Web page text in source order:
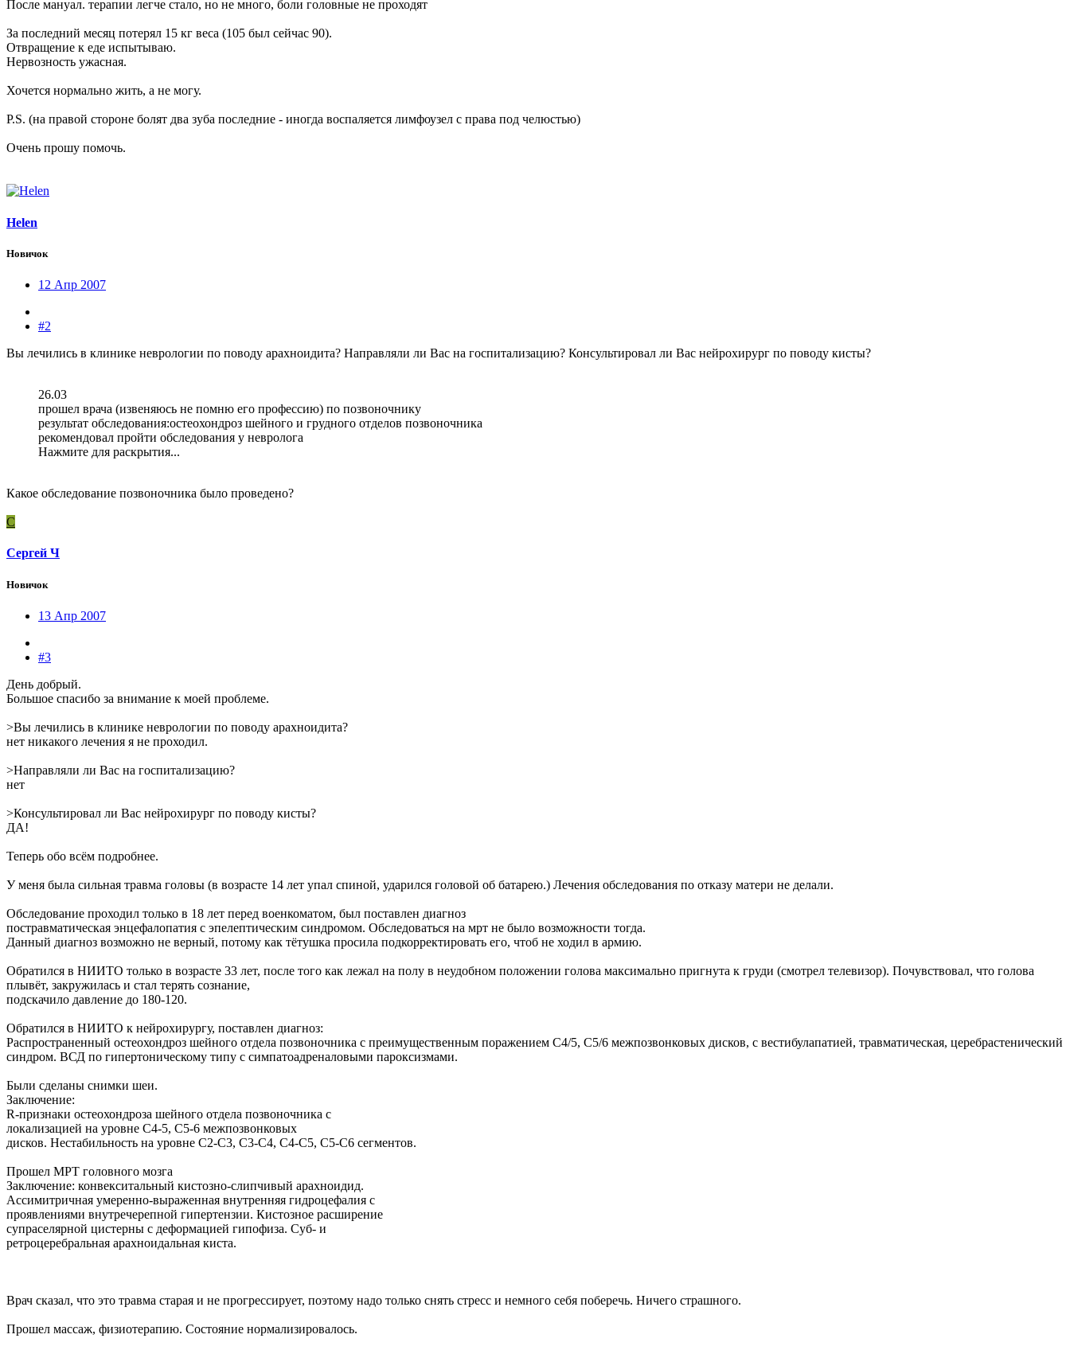
После мануал. терапии легче стало, но не много, боли головные не проходят
За последний месяц потерял 15 кг веса (105 был сейчас 90).
Отвращение к еде испытываю.
Нервозность ужасная.
Хочется нормально жить, а не могу.
P.S. (на правой стороне болят два зуба последние - иногда воспаляется лимфоузел с права под челюстью)
Очень прошу помочь.
Helen
Новичок
12 Апр 2007
#2
Вы лечились в клинике неврологии по поводу арахноидита? Направляли ли Вас на госпитализацию? Консультировал ли Вас нейрохирург по поводу кисты?
26.03
прошел врача (извеняюсь не помню его профессию) по позвоночнику
результат обследования:остеохондроз шейного и грудного отделов позвоночника
рекомендовал пройти обследования у невролога
Нажмите для раскрытия...
Какое обследование позвоночника было проведено?
С
Сергей Ч
Новичок
13 Апр 2007
#3
День добрый.
Большое спасибо за внимание к моей проблеме.
>Вы лечились в клинике неврологии по поводу арахноидита?
нет никакого лечения я не проходил.
>Направляли ли Вас на госпитализацию?
нет
>Консультировал ли Вас нейрохирург по поводу кисты?
ДА!
Теперь обо всём подробнее.
У меня была сильная травма головы (в возрасте 14 лет упал спиной, ударился головой об батарею.) Лечения обследования по отказу матери не делали.
Обследование проходил только в 18 лет перед военкоматом, был поставлен диагноз
постравматическая энцефалопатия с эпелептическим синдромом. Обследоваться на мрт не было возможности тогда.
Данный диагноз возможно не верный, потому как тётушка просила подкорректировать его, чтоб не ходил в армию.
Обратился в НИИТО только в возрасте 33 лет, после того как лежал на полу в неудобном положении голова максимально пригнута к груди (смотрел телевизор). Почувствовал, что голова
плывёт, закружилась и стал терять сознание,
подскачило давление до 180-120.
Обратился в НИИТО к нейрохирургу, поставлен диагноз:
Распространенный остеохондроз шейного отдела позвоночника с преимущественным поражением С4/5, C5/6 межпозвонковых дисков, с вестибулапатией, травматическая, церебрастенический
синдром. ВСД по гипертоническому типу с симпатоадреналовыми пароксизмами.
Были сделаны снимки шеи.
Заключение:
R-признаки остеохондроза шейного отдела позвоночника с
локализацией на уровне C4-5, C5-6 межпозвонковых
дисков. Нестабильность на уровне C2-C3, C3-C4, C4-C5, C5-C6 сегментов.
Прошел МРТ головного мозга
Заключение: конвекситальный кистозно-слипчивый арахноидид.
Ассимитричная умеренно-выраженная внутренняя гидроцефалия с
проявлениями внутречерепной гипертензии. Кистозное расширение
супраселярной цистерны с деформацией гипофиза. Суб- и
ретроцеребральная арахноидальная киста.
Врач сказал, что это травма старая и не прогрессирует, поэтому надо только снять стресс и немного себя поберечь. Ничего страшного.
Прошел массаж, физиотерапию. Состояние нормализировалось.